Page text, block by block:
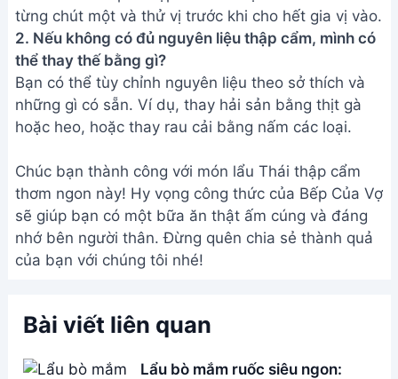
từng chút một và thử vị trước khi cho hết gia vị vào.
2. Nếu không có đủ nguyên liệu thập cẩm, mình có
thể thay thế bằng gì?
Bạn có thể tùy chỉnh nguyên liệu theo sở thích và
những gì có sẵn. Ví dụ, thay hải sản bằng thịt gà
hoặc heo, hoặc thay rau cải bằng nấm các loại.
Chúc bạn thành công với món lẩu Thái thập cẩm
thơm ngon này! Hy vọng công thức của Bếp Của Vợ
sẽ giúp bạn có một bữa ăn thật ấm cúng và đáng
nhớ bên người thân. Đừng quên chia sẻ thành quả
của bạn với chúng tôi nhé!
Bài viết liên quan
Lẩu bò mắm ruốc siêu ngon: